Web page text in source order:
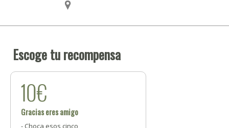
Escoge tu recompensa
10€
Gracias eres amigo
- Choca esos cinco